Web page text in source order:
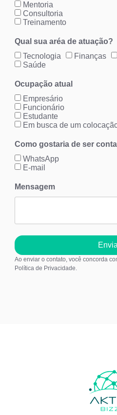
Mentoria
Consultoria
Treinamento
Qual sua aréa de atuação?
Tecnologia
Finanças
Saúde
Ocupação atual
Empresário
Funcionário
Estudante
Em busca de um
Como gostaria de ser
WhatsApp
E-mail
Mensagem
Ao enviar o contato, você concorda
Política de Privacidade.